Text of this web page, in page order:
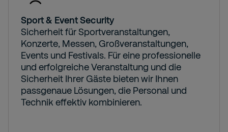
Sport & Event Security
Sicherheit für Sportveranstaltungen,
Konzerte, Messen, Großveranstaltungen,
Events und Festivals. Für eine professionelle
und erfolgreiche Veranstaltung und die
Sicherheit Ihrer Gäste bieten wir Ihnen
passgenaue Lösungen, die Personal und
Technik effektiv kombinieren.